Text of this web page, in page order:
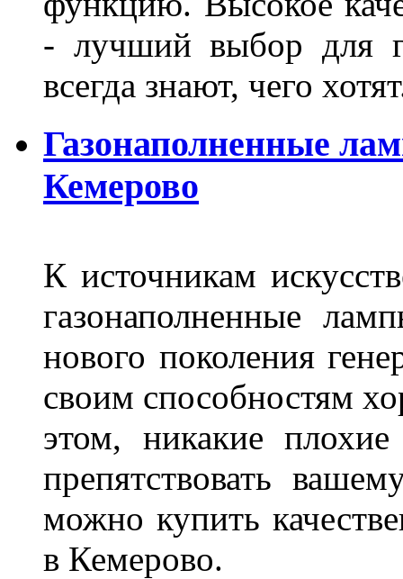
- лучший выбор для
всегда знают, чего
Газонаполненные
Кемерово
К источникам
газонаполненные
нового поколения
своим способностям
этом, никакие
препятствовать
можно купить
в Кемерово.